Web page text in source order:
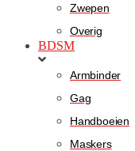
Zwepen
Overig
BDSM
Armbinder
Gag
Handboeien
Maskers